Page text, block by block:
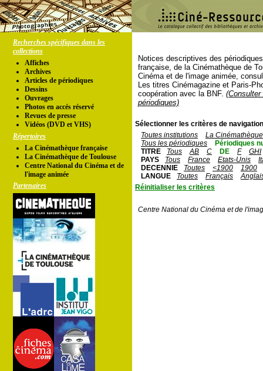
Recherches spécifiques dans les
collections
Affiches
Archives
Articles de périodiques
Dessins
Ouvrages
Photos en accés réservé
Revues de presse
Vidéos (DVD et VHS)
Répertoires
La Cinémathèque française
La Cinémathèque de Toulouse
Centre National du Cinéma et de
l'image animée
Partenaires
Notices descriptives des
française, de la Cinémathèque de
Cinéma et de l'image animée,
Les titres Cinémagazine et Paris-
coopération avec la BNF.
périodiques)
Sélectionner les critères de
Toutes institutions
La
Tous les périodiques
Périodiques
TITRE
Tous AB C DE F
GHI
PAYS
Tous France Etats-Unis
DECENNIE
Toutes <1900
1900
LANGUE
Toutes Français
Réinitialiser les critères
Centre National du Cinéma et de